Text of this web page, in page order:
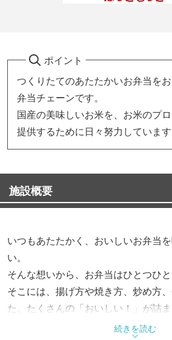
ポイント
つくりたてのあたたかいお弁当を
弁当チェーンです。
国産の美味しいお米を、お米のプ
提供するために日々努力しています
施設概要
いつもあたたかく、おいしいお弁当
い。
そんな想いから、お弁当はひとつひと
そこには、揚げ方や焼き方、炒め方
た、たくさんの「おいしい！」が詰
と”できるお弁当で、“もっと”お客様
続きを読む